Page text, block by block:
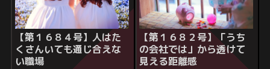
【第１６８４号】 人はた
くさんいても通じ合えな
い職場
【第１６８２号】「うち
の会社では」から透けて
見える距離感